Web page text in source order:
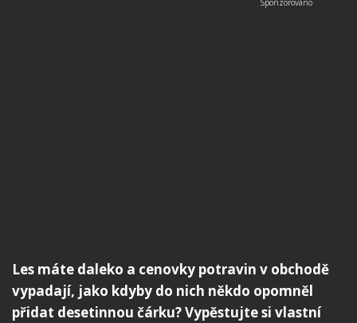
Les máte daleko a cenovky potravin v obchodě
vypadají, jako kdyby do nich někdo opomněl
přidat desetinnou čárku? Vypěstujte si vlastní